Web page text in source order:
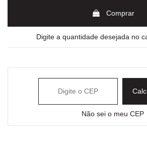
Comprar
Digite a quantidade desejada no
Não sei o meu CEP